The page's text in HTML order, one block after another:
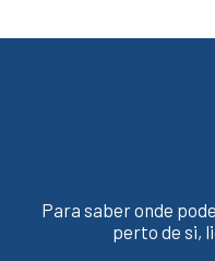
Para saber onde
perto de si,